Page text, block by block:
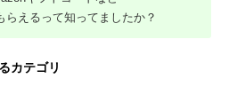
らえるって知ってましたか？
カテゴリ